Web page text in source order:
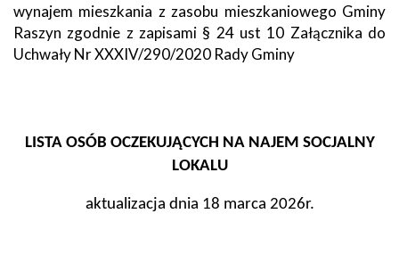
wynajem mieszkania z zasobu mieszkaniowego Gminy
Raszyn zgodnie z zapisami § 24 ust 10 Załącznika do
Uchwały Nr XXXIV/290/2020 Rady Gminy
LISTA OSÓB OCZEKUJĄCYCH NA NAJEM SOCJALNY
LOKALU
aktualizacja dnia 18 marca 2026r.